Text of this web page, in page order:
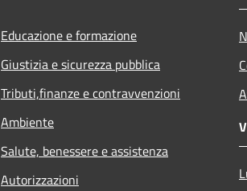
Educazione e formazione
Giustizia e sicurezza pubblica
Tributi,finanze e contravvenzioni
Ambiente
Salute, benessere e assistenza
Autorizzazioni